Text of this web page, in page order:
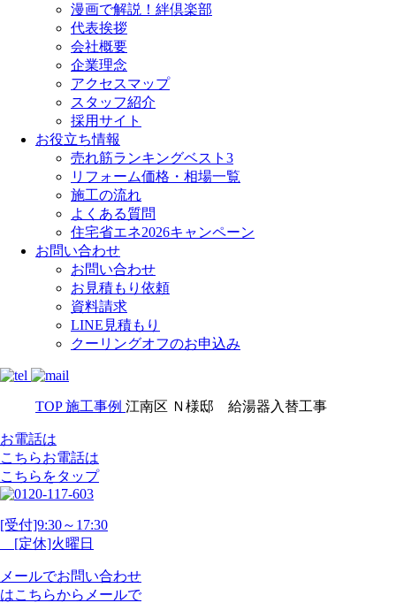
漫画で解説！絆倶楽部
代表挨拶
会社概要
企業理念
アクセスマップ
スタッフ紹介
採用サイト
お役立ち情報
売れ筋ランキングベスト3
リフォーム価格・相場一覧
施工の流れ
よくある質問
住宅省エネ2026キャンペーン
お問い合わせ
お問い合わせ
お見積もり依頼
資料請求
LINE見積もり
クーリングオフのお申込み
TOP 施工事例 江南区 Ｎ様邸 給湯器入替工事
お電話は
こちらお電話は
こちらをタップ
[受付]9:30～17:30
[定休]火曜日
メールでお問い合わせ
はこちらから メールで